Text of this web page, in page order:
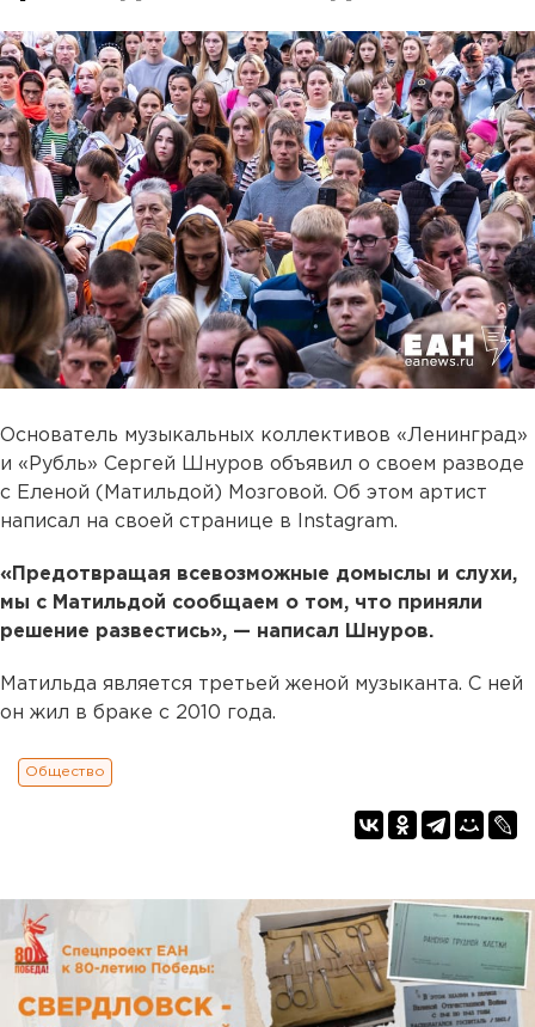
Основатель музыкальных коллективов «Ленинград»
и «Рубль» Сергей Шнуров объявил о своем разводе
с Еленой (Матильдой) Мозговой. Об этом артист
написал на своей странице в Instagram.
«Предотвращая всевозможные домыслы и слухи,
мы с Матильдой сообщаем о том, что приняли
решение развестись», — написал Шнуров.
Матильда является третьей женой музыканта. С ней
он жил в браке с 2010 года.
Общество